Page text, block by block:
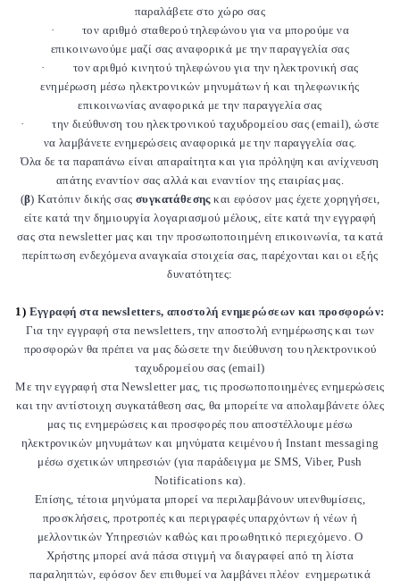
παραλάβετε στο χώρο σας
·
τον αριθμό σταθερού τηλεφώνου για να μπορούμε να
επικοινωνούμε μαζί σας αναφορικά με την παραγγελία σας
·
τον αριθμό κινητού τηλεφώνου για την ηλεκτρονική σας
ενημέρωση μέσω ηλεκτρονικών μηνυμάτων ή και τηλεφωνικής
επικοινωνίας αναφορικά με την παραγγελία σας
·
την διεύθυνση του ηλεκτρονικού ταχυδρομείου σας (email), ώστε
να λαμβάνετε ενημερώσεις αναφορικά με την παραγγελία σας.
Όλα δε τα παραπάνω είναι απαραίτητα και για πρόληψη και ανίχνευση
απάτης εναντίον σας αλλά και εναντίον της εταιρίας μας.
(β) Κατόπιν δικής σας συγκατάθεσηςκαι εφόσον μας έχετε χορηγήσει,
είτε κατά την δημιουργία λογαριασμού μέλους, είτε κατά την εγγραφή
σας στα newsletter μας και την προσωποποιημένη επικοινωνία, τα κατά
περίπτωση ενδεχόμενα αναγκαία στοιχεία σας, παρέχονται και οι εξής
δυνατότητες:
1) Εγγραφή στα newsletters, αποστολή ενημερώσεων και προσφορών:
Για την εγγραφή στα newsletters, την αποστολή ενημέρωσης και των
προσφορών θα πρέπει να μας δώσετε την διεύθυνση του ηλεκτρονικού
ταχυδρομείου σας (email)
Με την εγγραφή στα Newsletter μας, τις προσωποποιημένες ενημερώσεις
και την αντίστοιχη συγκατάθεση σας, θα μπορείτε να απολαμβάνετε όλες
μας τις ενημερώσεις και προσφορές που αποστέλλουμε μέσω
ηλεκτρονικών μηνυμάτων και μηνύματα κειμένου ή Instant messaging
μέσω σχετικών υπηρεσιών (για παράδειγμα με SMS, Viber, Push
Notifications κα).
Επίσης, τέτοια μηνύματα μπορεί να περιλαμβάνουν υπενθυμίσεις,
προσκλήσεις, προτροπές και περιγραφές υπαρχόντων ή νέων ή
μελλοντικών Υπηρεσιών καθώς και προωθητικό περιεχόμενο. Ο
Χρήστης μπορεί ανά πάσα στιγμή να διαγραφεί από τη λίστα
παραληπτών, εφόσον δεν επιθυμεί να λαμβάνει πλέον ενημερωτικά